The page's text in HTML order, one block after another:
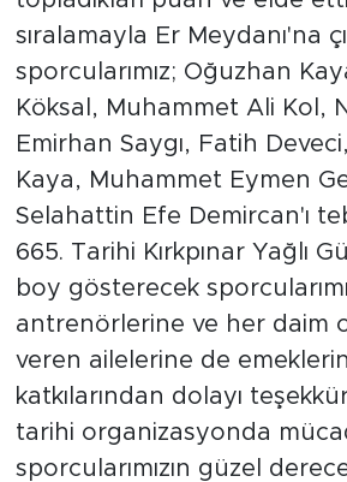
sıralamayla Er Meydanı'na
sporcularımız; Oğuzhan
Köksal, Muhammet Ali Kol,
Emirhan Saygı, Fatih
Kaya, Muhammet Eymen
Selahattin Efe Demircan'ı
665. Tarihi Kırkpınar Yağlı
boy gösterecek
antrenörlerine ve her daim
veren ailelerine de
katkılarından dolayı
tarihi organizasyonda
sporcularımızın güzel